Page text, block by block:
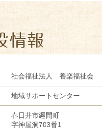
社会福祉法人 養楽福祉会
地域サポートセンター
春日井市廻間町
字神屋洞703番1